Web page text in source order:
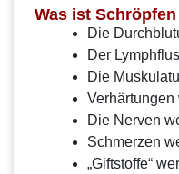
Was ist
Die
Der
Die
Die Nerven
Schmerzen
„Giftstoffe“